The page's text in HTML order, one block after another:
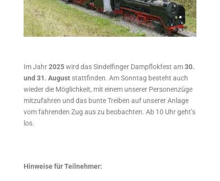
Im Jahr2025wird das Sindelfinger Dampflokfest am30.
und 31. August stattfinden. Am Sonntag besteht auch
wieder die Möglichkeit, mit einem unserer Personenzüge
mitzufahren und das bunte Treiben auf unserer Anlage
vom fahrenden Zug aus zu beobachten. Ab 10 Uhr geht’s
los.
Hinweise für Teilnehmer: